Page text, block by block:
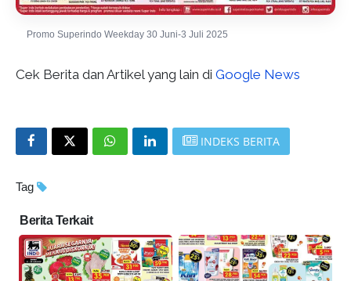
Promo Superindo Weekday 30 Juni-3 Juli 2025
Cek Berita dan Artikel yang lain di Google News
INDEKS BERITA
Tag
Berita Terkait